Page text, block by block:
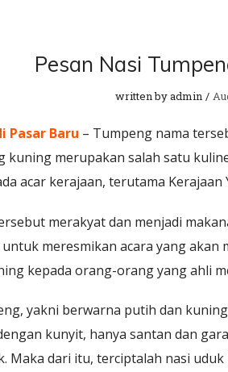
Pesan Nasi
written byadmin
Pasar Baru – Tumpeng nama
kuning merupakan salah satu
acar kerajaan, terutama Kerajaan
merakyat dan menjadi
meresmikan acara yang
kepada orang-orang yang ahli
yakni berwarna putih dan
kunyit, hanya santan dan
Maka dari itu, terciptalah nasi uduk